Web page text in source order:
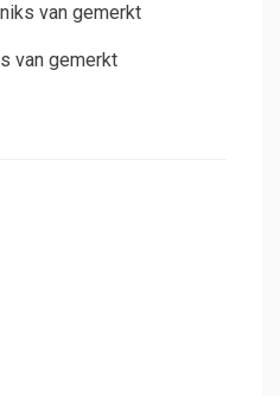
van gemerkt
van gemerkt